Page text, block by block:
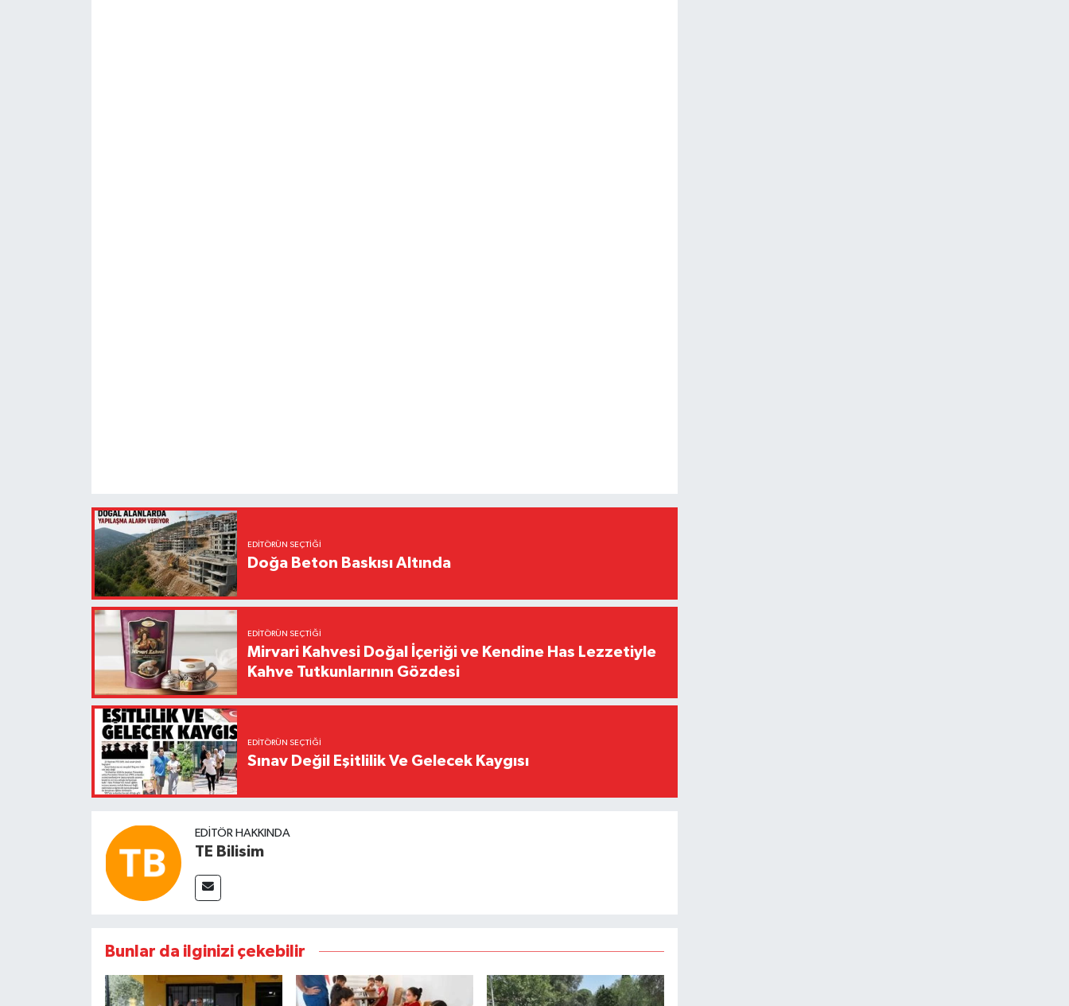
EDITÖRÜN SEÇTIĞI
Doğa Beton Baskısı Altında
EDITÖRÜN SEÇTIĞI
Mirvari Kahvesi Doğal İçeriği ve Kendine Has Lezzetiyle
Kahve Tutkunlarının Gözdesi
EDITÖRÜN SEÇTIĞI
Sınav Değil Eşitlilik Ve Gelecek Kaygısı
EDITÖR HAKKINDA
TE Bilisim
Bunlar da ilginizi çekebilir